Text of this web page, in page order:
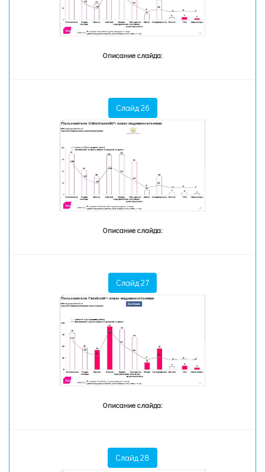
Описание слайда:
Слайд 26
Описание слайда:
Слайд 27
Описание слайда:
Слайд 28